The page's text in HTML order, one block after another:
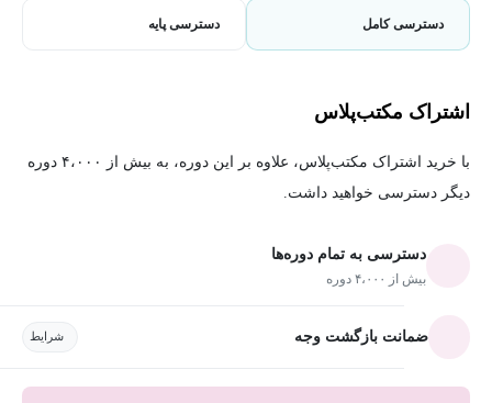
دسترسی کامل دسترسی پایه
اشتراک مکتب‌پلاس
با خرید اشتراک مکتب‌پلاس، علاوه بر این دوره، به بیش از ۴،۰۰۰ دوره
دیگر دسترسی خواهید داشت.
دسترسی به تمام دوره‌ها
بیش از ۴،۰۰۰ دوره
ضمانت بازگشت وجه شرایط